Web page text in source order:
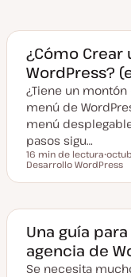
¿Cómo Crear
WordPress?
¿Tiene un
menú de
menú
pasos sigu…
Tiempo de lectura
16 min de lectura
F
c
a
c
t
u
a
l
Desarrollo WordPress
Una guía
agencia de
Se necesita